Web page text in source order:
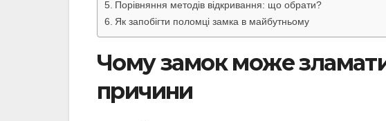
Порівняння методів відкривання: що обрати?
Як запобігти поломці замка в майбутньому
Чому замок може
причини